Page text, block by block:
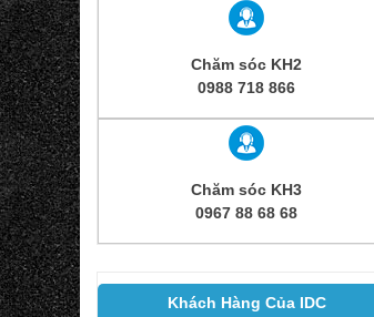
Chăm sóc KH2
0988 718 866
Chăm sóc KH3
0967 88 68 68
Khách Hàng Của IDC